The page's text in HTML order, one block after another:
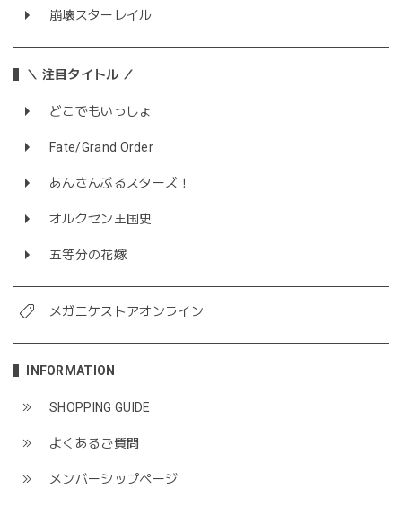
崩壊スターレイル
＼ 注目タイトル ／
どこでもいっしょ
Fate/Grand Order
あんさんぶるスターズ！
オルクセン王国史
五等分の花嫁
メガニケストアオンライン
INFORMATION
SHOPPING GUIDE
よくあるご質問
メンバーシップページ